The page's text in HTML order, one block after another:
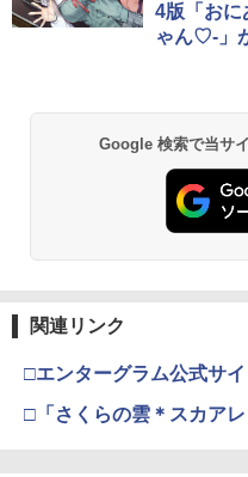
4版「おに
ゃん♡-」
Google 検索で当サ
関連リンク
□エンターグラム公式サイ
□「さくらの雲＊スカア